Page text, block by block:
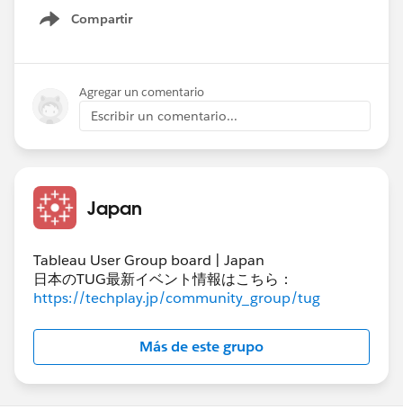
Site After Purchase]
https://help.salesforce.com/s/articleView?
方法①；Tableau Cloud の招待メールより開始する。
お客様のメールボックスから件名「Welcome to
方法②；招待メールが見つからない場合に Tableau
Cloud の利用を開始する方法
でも、登録されている Cloud 管理者ユーザーが直接以
Compartir
Show menu
Agregar un comentario
Escribir un comentario...
Japan
Tableau User Group board | Japan
日本のTUG最新イベント情報はこちら：
https://techplay.jp/community_group/tug
Más de este grupo